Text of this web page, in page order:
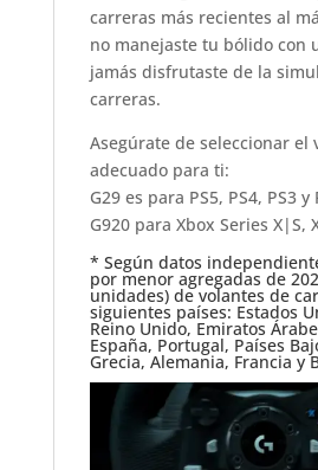
carreras más recientes al
no manejaste tu bólido con
jamás disfrutaste de la
carreras.
Asegúrate de seleccionar el
adecuado para ti:
G29 es para PS5, PS4, PS3 y
G920 para Xbox Series X|S,
* Según datos
por menor agregadas de
unidades) de volantes de
siguientes países: Estados
Reino Unido, Emiratos
España, Portugal, Países
Grecia, Alemania, Francia y